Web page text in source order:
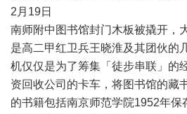
2 月 19日
南师附中图书馆封门木板被撬开，
是高二甲红卫兵王晓淮及其团伙的
机仅仅是为了筹集「徒步串联」的
资回收公司的卡车，将图书馆的藏
的书籍包括南京师范学院1952年保